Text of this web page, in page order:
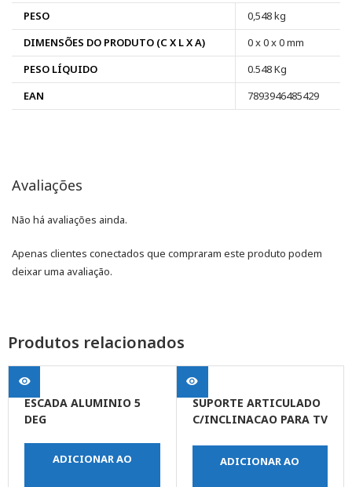
PESO
0,548 kg
DIMENSÕES DO PRODUTO (C X L X A)
0 x 0 x 0 mm
PESO LÍQUIDO
0.548 Kg
EAN
7893946485429
Avaliações
Não há avaliações ainda.
Apenas clientes conectados que compraram este produto podem
deixar uma avaliação.
Produtos relacionados
ESCADA ALUMINIO 5
DEG
ADICIONAR AO
SUPORTE ARTICULADO
C/INCLINACAO PARA TV
ADICIONAR AO